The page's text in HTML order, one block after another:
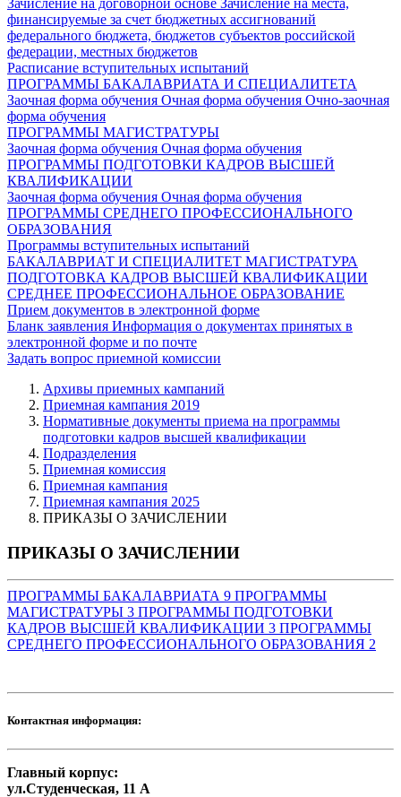
финансируемые за счет бюджетных ассигнований
федерального бюджета, бюджетов субъектов российской
федерации, местных бюджетов
Расписание вступительных испытаний
ПРОГРАММЫ БАКАЛАВРИАТА И СПЕЦИАЛИТЕТА
Заочная форма обучения Очная форма обучения Очно-заочная
форма обучения
ПРОГРАММЫ МАГИСТРАТУРЫ
Заочная форма обучения Очная форма обучения
ПРОГРАММЫ ПОДГОТОВКИ КАДРОВ ВЫСШЕЙ
КВАЛИФИКАЦИИ
Заочная форма обучения Очная форма обучения
ПРОГРАММЫ СРЕДНЕГО ПРОФЕССИОНАЛЬНОГО
ОБРАЗОВАНИЯ
Программы вступительных испытаний
БАКАЛАВРИАТ И СПЕЦИАЛИТЕТ МАГИСТРАТУРА
ПОДГОТОВКА КАДРОВ ВЫСШЕЙ КВАЛИФИКАЦИИ
СРЕДНЕЕ ПРОФЕССИОНАЛЬНОЕ ОБРАЗОВАНИЕ
Прием документов в электронной форме
Бланк заявления Информация о документах принятых в
электронной форме и по почте
Задать вопрос приемной комиссии
Архивы приемных кампаний
Приемная кампания 2019
Нормативные документы приема на программы
подготовки кадров высшей квалификации
Подразделения
Приемная комиссия
Приемная кампания
Приемная кампания 2025
ПРИКАЗЫ О ЗАЧИСЛЕНИИ
ПРИКАЗЫ О ЗАЧИСЛЕНИИ
ПРОГРАММЫ БАКАЛАВРИАТА 9 ПРОГРАММЫ
МАГИСТРАТУРЫ 3 ПРОГРАММЫ ПОДГОТОВКИ
КАДРОВ ВЫСШЕЙ КВАЛИФИКАЦИИ 3 ПРОГРАММЫ
СРЕДНЕГО ПРОФЕССИОНАЛЬНОГО ОБРАЗОВАНИЯ 2
Контактная информация:
Главный корпус:
ул.Студенческая, 11 А